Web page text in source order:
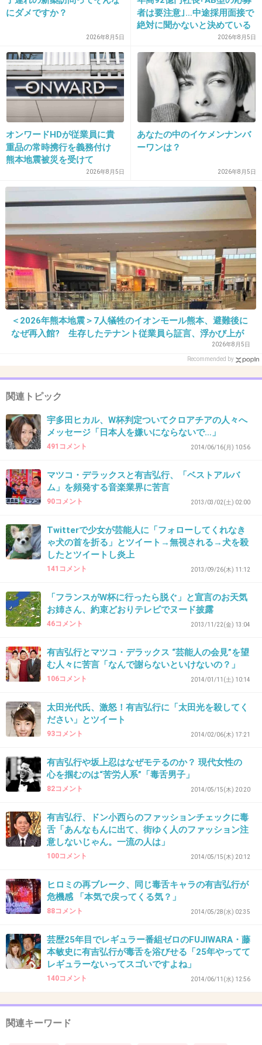
らこその発言だよね。
私も嫌味だなと思った。
宇多田ヒカルは日本人があまり好きじゃなさそ
う。
+142 -25
35. 匿名2014/06/16(月) 17:13:43
同意。言うなら実名で言うべき。
36. 匿名2014/06/16(月) 17:13:47
フィフィはチョンの敵
+71 -12
37. 匿名2014/06/16(月) 17:14:06
38. 匿名2014/06/16(月) 17:14:26
でも同様のツイートしてた人、他にもいたから
したから、わざわざ固有名詞隠して嫌味な感じ
にしたように見えるだけで、フィフィは一般人
+140 -11
国外では、謝ったり、遜ったら罪を認めること
になる。
な目になるってフィフィは言ってるだけ。
嫌味のよう。
-10
40. 匿名2014/06/16(月) 17:14:51
+38 -11
有吉人のあげあしとるの好きだねー
-6
42. 匿名2014/06/16(月) 17:15:27
フィフィの言ってる事は
すんごい分かるんだけど、
確かに少し嫌味っぽい言い方...
にダメですか？
2026年8月5日
者は要注意｣…中途採用面接で
絶対に聞かないと決めている
2026年8月5日
オンワードHDが従業員に貴
重品の常時携行を義務付け
熊本地震被災を受けて
2026年8月5日
あなたの中のイケメンナンバ
ーワンは？
2026年8月5日
＜2026年熊本地震＞7人犠牲のイオンモール熊本、避難後に
なぜ再入館? 生存したテナント従業員ら証言、浮かび上が
2026年8月5日
Recommended by
関連トピック
宇多田ヒカル、W杯判定ついてクロアチアの人々へ
メッセージ「日本人を嫌いにならないで…」
491コメント 2014/06/16(月) 10:56
マツコ・デラックスと有吉弘行、「ベストアルバ
ム」を頻発する音楽業界に苦言
90コメント 2013/03/02(土) 02:00
Twitterで少女が芸能人に「フォローしてくれなき
ゃ犬の首を折る」とツイート→無視される→犬を殺
したとツイートし炎上
141コメント 2013/09/26(木) 11:12
「フランスがW杯に行ったら脱ぐ」と宣言のお天気
お姉さん、約束どおりテレビでヌード披露
46コメント 2013/11/22(金) 13:04
有吉弘行とマツコ・デラックス “芸能人の会見”を望
む人々に苦言「なんで謝らないといけないの？」
106コメント 2014/01/11(土) 10:14
太田光代氏、激怒！有吉弘行に「太田光を殺してく
ださい」とツイート
93コメント 2014/02/06(木) 17:21
有吉弘行や坂上忍はなぜモテるのか？ 現代女性の
心を掴むのは“苦労人系”「毒舌男子」
82コメント 2014/05/15(木) 20:20
有吉弘行、ドン小西らのファッションチェックに毒
舌「あんなもんに出て、街ゆく人のファッション注
意しないじゃん。一流の人は」
100コメント 2014/05/15(木) 20:12
ヒロミの再ブレーク、同じ毒舌キャラの有吉弘行が
危機感 「本気で戻ってくる気？」
88コメント 2014/05/28(水) 02:35
芸歴25年目でレギュラー番組ゼロのFUJIWARA・藤
本敏史に有吉弘行が毒舌を浴びせる「25年やってて
レギュラーないってスゴいですよね」
140コメント 2014/06/11(水) 12:56
関連キーワード